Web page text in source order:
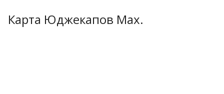
Карта Юджекапов Мах.